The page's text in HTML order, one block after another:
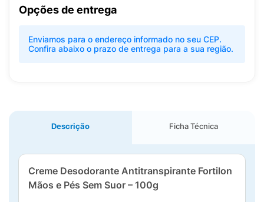
Opções de entrega
Enviamos para o endereço informado no seu CEP.
Confira abaixo o prazo de entrega para a sua região.
Descrição Ficha Técnica
Creme Desodorante Antitranspirante Fortilon
Mãos e Pés Sem Suor – 100g